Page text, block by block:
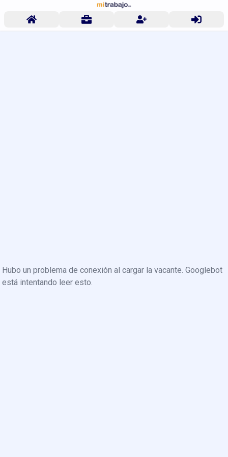
Hubo un problema de conexión al cargar la vacante. Googlebot
está intentando leer esto.